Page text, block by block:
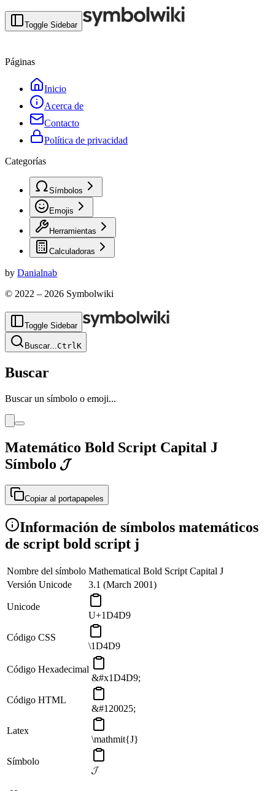
Toggle Sidebar
Páginas
Inicio
Acerca de
Contacto
Política de privacidad
Categorías
Símbolos
Emojis
Herramientas
Calculadoras
by Danialnab
© 2022 – 2026 Symbolwiki
Toggle Sidebar
Buscar...CtrlK
Buscar
Buscar un símbolo o emoji...
Matemático Bold Script Capital J
Símbolo 𝓙
Copiar al portapapeles
Información de símbolos matemáticos
de script bold script j
Nombre del símbolo Mathematical Bold Script Capital J
Versión Unicode
3.1 (March 2001)
Unicode
U+1D4D9
Código CSS
\1D4D9
Código Hexadecimal
&#x1D4D9;
Código HTML
&#120025;
Latex
\mathmit{J}
Símbolo
𝓙